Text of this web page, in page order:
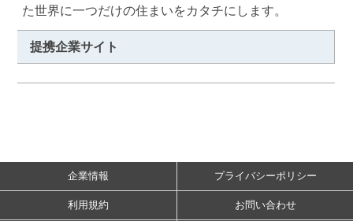
た世界に一つだけの住まいをカタチにします。
提携企業サイト
企業情報 プライバシーポリシー
利用規約 お問い合わせ